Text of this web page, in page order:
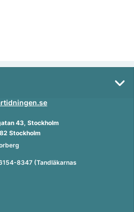
43, Stockholm
Stockholm
8347 (Tandläkarnas